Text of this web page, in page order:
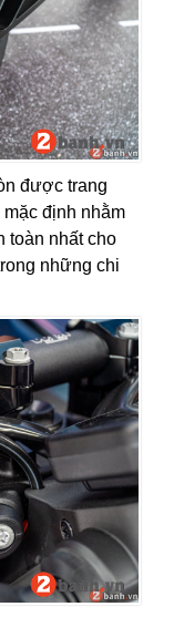
được trang
định nhằm
toàn nhất cho
những chi